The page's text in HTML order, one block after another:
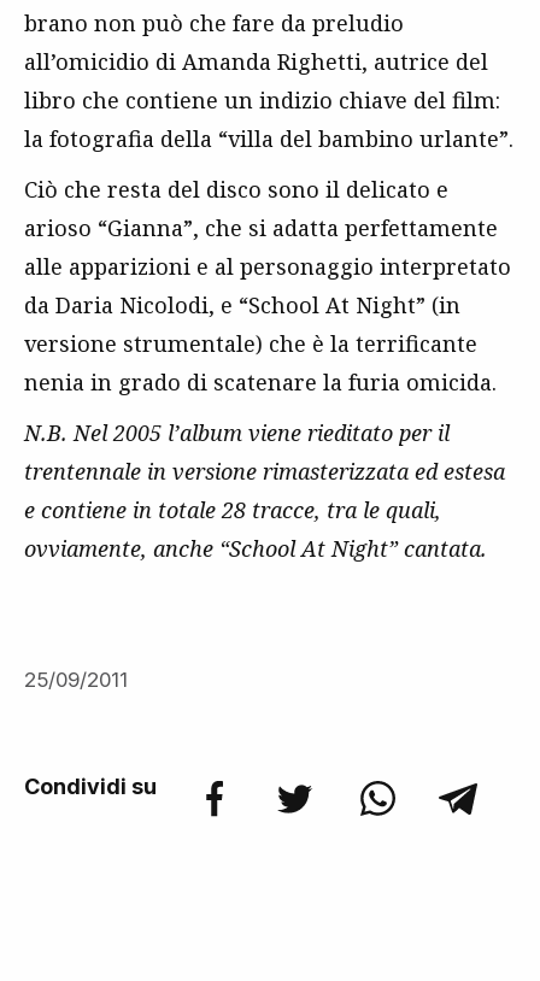
brano non può che fare da preludio
all’omicidio di Amanda Righetti, autrice del
libro che contiene un indizio chiave del film:
la fotografia della “villa del bambino urlante”.
Ciò che resta del disco sono il delicato e
arioso “Gianna”, che si adatta perfettamente
alle apparizioni e al personaggio interpretato
da Daria Nicolodi, e “School At Night” (in
versione strumentale) che è la terrificante
nenia in grado di scatenare la furia omicida.
N.B. Nel 2005 l’album viene rieditato per il
trentennale in versione rimasterizzata ed estesa
e contiene in totale 28 tracce, tra le quali,
ovviamente, anche “School At Night” cantata.
25/09/2011
Condividi su